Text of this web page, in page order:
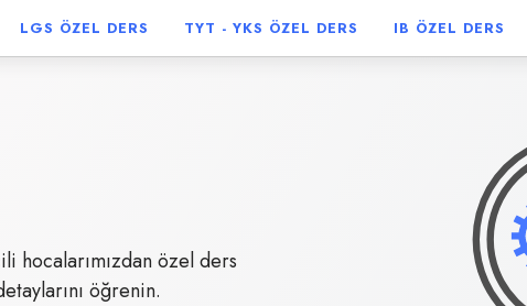
LGS ÖZEL DERS TYT - YKS ÖZEL DERS IB ÖZEL DERS
hocalarımızdan özel ders
öğrenin.